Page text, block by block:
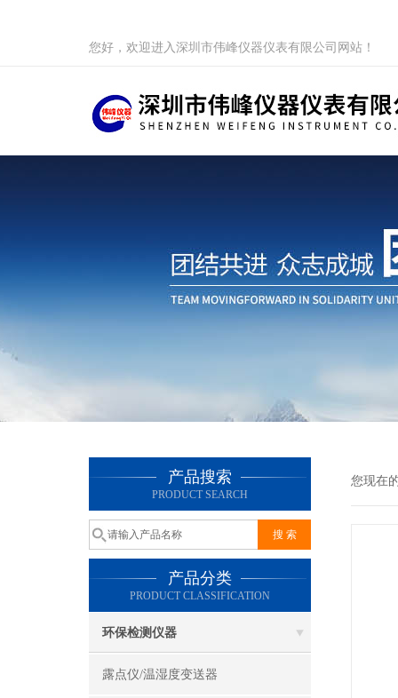
您好，欢迎进入深圳市伟峰仪器仪表有限公司网站！
产品搜索
PRODUCT SEARCH
产品分类
PRODUCT CLASSIFICATION
环保检测仪器
露点仪/温湿度变送器
您现在